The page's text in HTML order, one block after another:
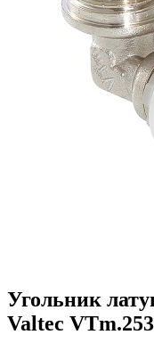
Угольник
Valtec